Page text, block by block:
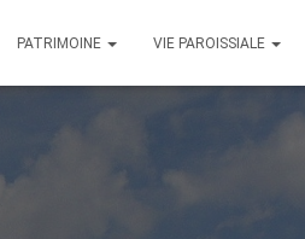
PATRIMOINE VIE PAROISSIALE